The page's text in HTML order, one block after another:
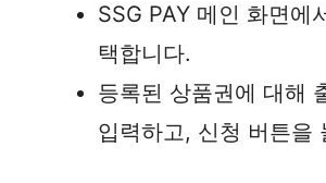
SSG PAY 메인 화면에
택합니다.
등록된 상품권에 대해
입력하고, 신청 버튼을